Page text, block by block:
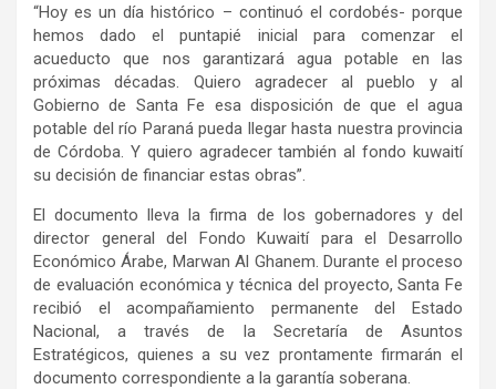
“Hoy es un día histórico – continuó el cordobés- porque
hemos dado el puntapié inicial para comenzar el
acueducto que nos garantizará agua potable en las
próximas décadas. Quiero agradecer al pueblo y al
Gobierno de Santa Fe esa disposición de que el agua
potable del río Paraná pueda llegar hasta nuestra provincia
de Córdoba. Y quiero agradecer también al fondo kuwaití
su decisión de financiar estas obras”.
El documento lleva la firma de los gobernadores y del
director general del Fondo Kuwaití para el Desarrollo
Económico Árabe, Marwan Al Ghanem. Durante el proceso
de evaluación económica y técnica del proyecto, Santa Fe
recibió el acompañamiento permanente del Estado
Nacional, a través de la Secretaría de Asuntos
Estratégicos, quienes a su vez prontamente firmarán el
documento correspondiente a la garantía soberana.